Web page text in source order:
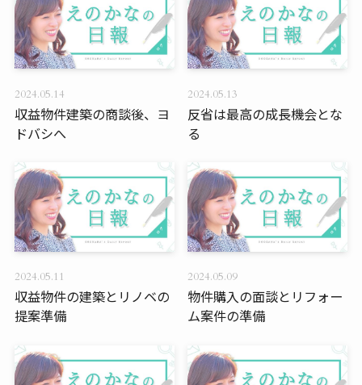
収益物件建築の商談後、ヨ
ドバシへ
2024.05.14
反省は最高の成長機会とな
る
2024.05.13
収益物件の建築とリノベの
提案準備
2024.05.11
物件購入の面談とリフォー
ム案件の準備
2024.05.09